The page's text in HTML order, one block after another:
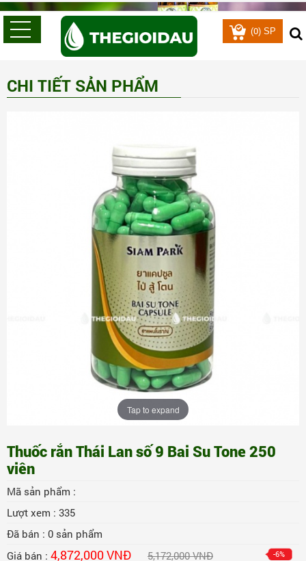
(0) SP
CHI TIẾT SẢN PHẨM
Tap to expand
Thuốc rắn Thái Lan số 9 Bai Su Tone 250
viên
Mã sản phẩm :
Lượt xem : 335
Đã bán : 0 sản phẩm
Giá bán : 4,872,000 VNĐ 5,172,000 VNĐ -6%